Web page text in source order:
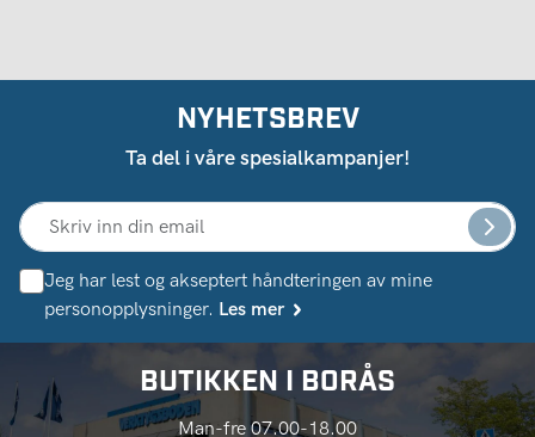
NYHETSBREV
Ta del i våre spesialkampanjer!
Jeg har lest og akseptert håndteringen av mine
personopplysninger. Les mer
BUTIKKEN I BORÅS
Man-fre 07.00-18.00